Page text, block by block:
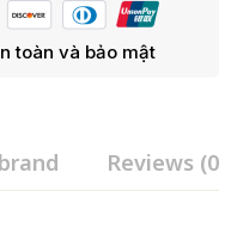
toàn và bảo mật
Reviews (0)